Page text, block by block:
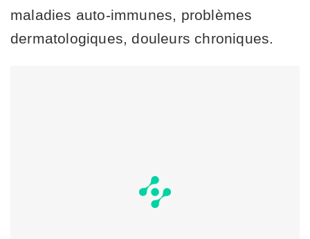
maladies auto-immunes, problèmes
dermatologiques, douleurs chroniques.